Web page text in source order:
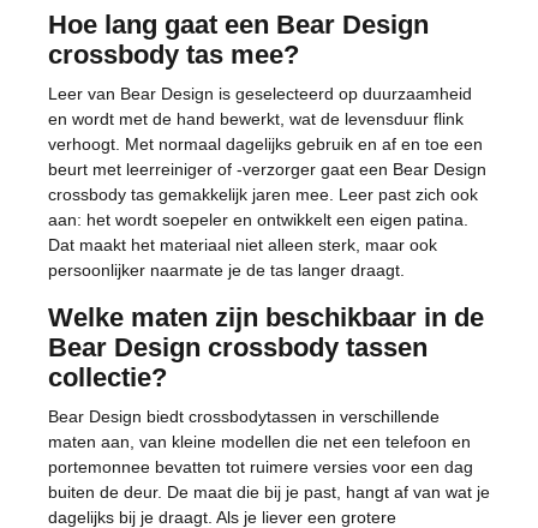
Hoe lang gaat een Bear Design
crossbody tas mee?
Leer van Bear Design is geselecteerd op duurzaamheid
en wordt met de hand bewerkt, wat de levensduur flink
verhoogt. Met normaal dagelijks gebruik en af en toe een
beurt met leerreiniger of -verzorger gaat een Bear Design
crossbody tas gemakkelijk jaren mee. Leer past zich ook
aan: het wordt soepeler en ontwikkelt een eigen patina.
Dat maakt het materiaal niet alleen sterk, maar ook
persoonlijker naarmate je de tas langer draagt.
Welke maten zijn beschikbaar in de
Bear Design crossbody tassen
collectie?
Bear Design biedt crossbodytassen in verschillende
maten aan, van kleine modellen die net een telefoon en
portemonnee bevatten tot ruimere versies voor een dag
buiten de deur. De maat die bij je past, hangt af van wat je
dagelijks bij je draagt. Als je liever een grotere